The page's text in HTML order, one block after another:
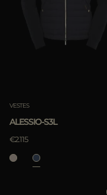
VESTES
ALESSIO-S3L
€2.115